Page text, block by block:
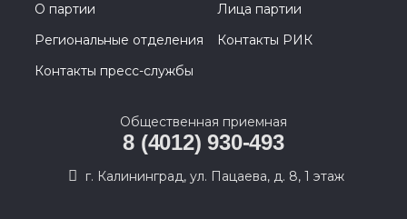
О партии
Лица партии
Региональные отделения
Контакты РИК
Контакты пресс-службы
Общественная приемная
8 (4012) 930-493
г. Калининград, ул. Пацаева, д. 8, 1 этаж